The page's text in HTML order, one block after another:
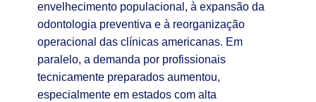
envelhecimento populacional, à expansão da
odontologia preventiva e à reorganização
operacional das clínicas americanas. Em
paralelo, a demanda por profissionais
tecnicamente preparados aumentou,
especialmente em estados com alta